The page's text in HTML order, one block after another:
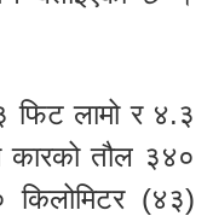
फिट लामो र ४.३
तौल ३४०
(४३)